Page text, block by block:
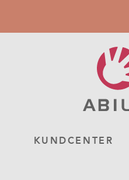
KUNDCENTER